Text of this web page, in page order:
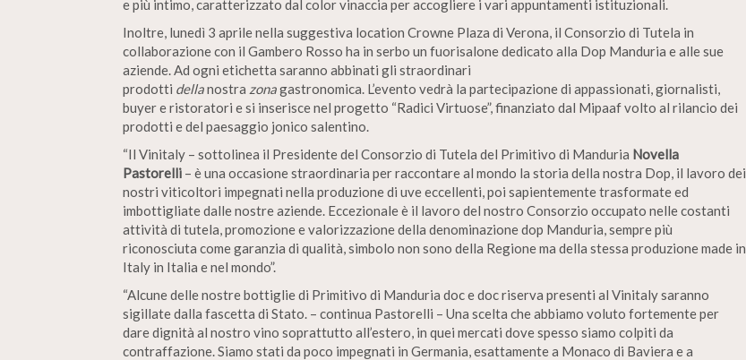
e più intimo, caratterizzato dal color vinaccia per accogliere i vari appuntamenti istituzionali.
Inoltre, lunedì 3 aprile nella suggestiva location Crowne Plaza di Verona, il Consorzio di Tutela in
collaborazione con il Gambero Rosso ha in serbo un fuorisalone dedicato alla Dop Manduria e alle sue
aziende. Ad ogni etichetta saranno abbinati gli straordinari
prodotti dellanostra zonagastronomica. L’evento vedrà la partecipazione di appassionati, giornalisti,
buyer e ristoratori e si inserisce nel progetto “Radici Virtuose”, finanziato dal Mipaaf volto al rilancio dei
prodotti e del paesaggio jonico salentino.
“Il Vinitaly – sottolinea il Presidente del Consorzio di Tutela del Primitivo di Manduria Novella
Pastorelli – è una occasione straordinaria per raccontare al mondo la storia della nostra Dop, il lavoro dei
nostri viticoltori impegnati nella produzione di uve eccellenti, poi sapientemente trasformate ed
imbottigliate dalle nostre aziende. Eccezionale è il lavoro del nostro Consorzio occupato nelle costanti
attività di tutela, promozione e valorizzazione della denominazione dop Manduria, sempre più
riconosciuta come garanzia di qualità, simbolo non sono della Regione ma della stessa produzione made in
Italy in Italia e nel mondo”.
“Alcune delle nostre bottiglie di Primitivo di Manduria doc e doc riserva presenti al Vinitaly saranno
sigillate dalla fascetta di Stato. – continua Pastorelli – Una scelta che abbiamo voluto fortemente per
dare dignità al nostro vino soprattutto all’estero, in quei mercati dove spesso siamo colpiti da
contraffazione. Siamo stati da poco impegnati in Germania, esattamente a Monaco di Baviera e a